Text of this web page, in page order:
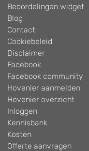
Beoordelingen widget
Blog
Contact
Cookiebeleid
Disclaimer
Facebook
Facebook community
Hovenier aanmelden
Hovenier overzicht
Inloggen
Kennisbank
Kosten
Offerte aanvragen